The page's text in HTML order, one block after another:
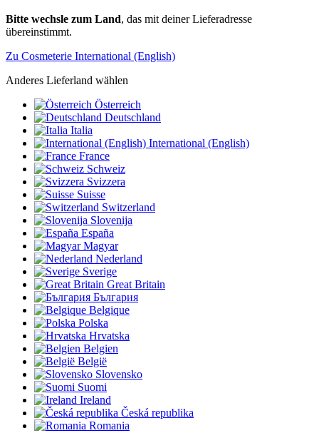
Bitte wechsle zum Land, das mit deiner Lieferadresse
übereinstimmt.
Zu Cosmeterie International (English)
Anderes Lieferland wählen
Österreich
Deutschland
Italia
International (English)
France
Schweiz
Svizzera
Suisse
Switzerland
Slovenija
España
Magyar
Nederland
Sverige
Great Britain
България
Belgique
Polska
Hrvatska
Belgien
België
Slovensko
Suomi
Ireland
Česká republika
Romania